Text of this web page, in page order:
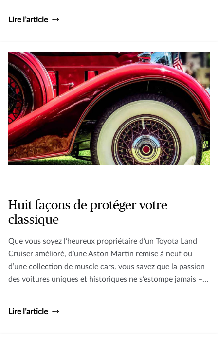
Lire l’article
Huit façons de protéger votre
classique
Que vous soyez l’heureux propriétaire d’un Toyota Land
Cruiser amélioré, d’une Aston Martin remise à neuf ou
d’une collection de muscle cars, vous savez que la passion
des voitures uniques et historiques ne s’estompe jamais –
pour pouvoir les exhiber fièrement encore longtemps.
Lire l’article